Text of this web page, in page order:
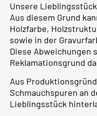
Unsere
Aus diesem Grund
Holzfarbe,
sowie in der
Diese Abweichungen
Reklamationsgrund
Aus
Schmauchspuren an
Lieblingsstück